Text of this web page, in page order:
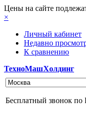
Цены на сайте
×
Личный кабинет
Недавно
К сравнению
ТехноМашХолдинг
Бесплатный звонок по